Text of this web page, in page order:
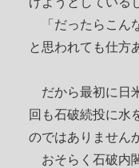
「だったらこん
と思われても仕方
だから最初に日
回も石破続投に水
のではありません
おそらく石破内